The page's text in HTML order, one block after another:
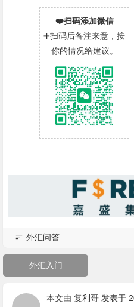
❤️扫码添加微信
➕扫码后备注来意，按
你的情况给建议。
外汇问答
外汇入门
本文由复利哥 发表于